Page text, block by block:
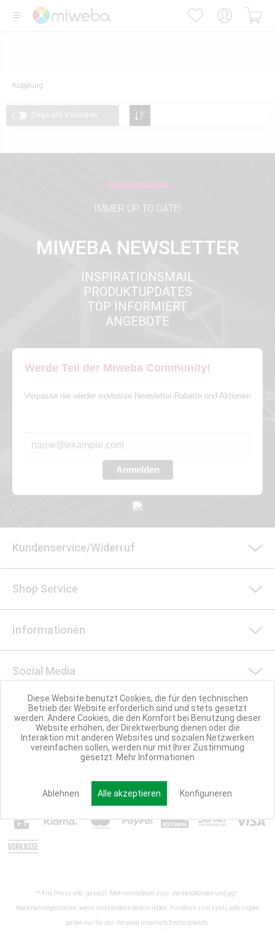
Kupplung
Zeige alle Varianten
IMMER UP TO DATE!
MIWEBA NEWSLETTER
INSPIRATIONSMAIL
PRODUKTUPDATES
TOP INFORMIERT
ANGEBOTE
Werde Teil der Miweba Community!
Verpasse nie wieder exklusive Newsletter-Rabatte und Aktionen
Anmelden
Kundenservice/Widerruf
Shop Service
Informationen
Social Media
Nachhaltigkeit
Partner werden
* Alle Preise inkl. gesetzl. Mehrwertsteuer zzgl. Versandkosten und ggf.
Nachnahmegebühren, wenn nicht anders beschrieben. Pünktlich zum Fest Lieferungen
gelten nur für den Versand innerhalb Deutschlands.
Diese Website benutzt Cookies, die für den technischen
Betrieb der Website erforderlich sind und stets gesetzt
werden. Andere Cookies, die den Komfort bei Benutzung dieser
Website erhöhen, der Direktwerbung dienen oder die
Interaktion mit anderen Websites und sozialen Netzwerken
vereinfachen sollen, werden nur mit Ihrer Zustimmung
gesetzt. Mehr Informationen
Ablehnen Alle akzeptieren Konfigurieren